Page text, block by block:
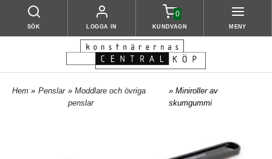
SÖK LOGGA IN
0
KUNDVAGN MENY
Hem » Penslar » Moddlare och övriga
penslar
» Miniroller av
skumgummi